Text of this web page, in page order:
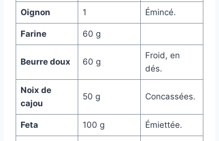
Oignon 1 Émincé.
Farine 60 g
Beurre doux 60 g
Froid, en
dés.
Noix de
cajou
50 g Concassées.
Feta 100 g Émiettée.